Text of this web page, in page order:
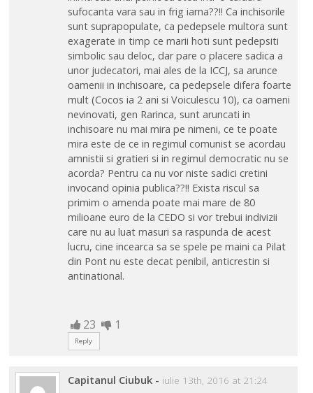
sufocanta vara sau in frig iarna??!! Ca inchisorile
sunt suprapopulate, ca pedepsele multora sunt
exagerate in timp ce marii hoti sunt pedepsiti
simbolic sau deloc, dar pare o placere sadica a
unor judecatori, mai ales de la ICCJ, sa arunce
oamenii in inchisoare, ca pedepsele difera foarte
mult (Cocos ia 2 ani si Voiculescu 10), ca oameni
nevinovati, gen Rarinca, sunt aruncati in
inchisoare nu mai mira pe nimeni, ce te poate
mira este de ce in regimul comunist se acordau
amnistii si gratieri si in regimul democratic nu se
acorda? Pentru ca nu vor niste sadici cretini
invocand opinia publica??!! Exista riscul sa
primim o amenda poate mai mare de 80
milioane euro de la CEDO si vor trebui indivizii
care nu au luat masuri sa raspunda de acest
lucru, cine incearca sa se spele pe maini ca Pilat
din Pont nu este decat penibil, anticrestin si
antinational.
23 1
Reply
Capitanul Ciubuk - iulie 13th, 2016 at 21:24